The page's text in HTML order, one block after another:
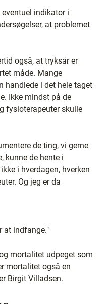
indikator i
at problemet
også, at tryksår er
måde. Mange
handlede i det hele taget
Ikke mindst på de
fysioterapeuter skulle
de ting, vi gerne
kunne de hente i
i hverdagen, hverken
Og jeg er da
at indfange."
mortalitet udpeget som
mortalitet også en
Birgit Villadsen.